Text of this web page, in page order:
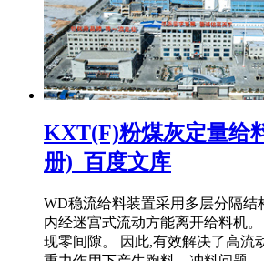
KXT(F)粉煤灰定量给
册)_百度文库
WD稳流给料装置采用多层分隔结
内经迷宫式流动方能离开给料机
现零间隙。 因此,有效解决了高流